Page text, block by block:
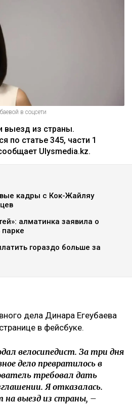
в соцсети
выезд из страны.
по статье 345, части 1
Ulysmedia.kz.
кадры с Кок-Жайляу
алматинка заявила о
гораздо больше за
дела Динара Егеубаева
в фейсбуке.
велосипедист. За три дня
дело превратилось в
требовал дать
Я отказалась.
на выезд из страны, –